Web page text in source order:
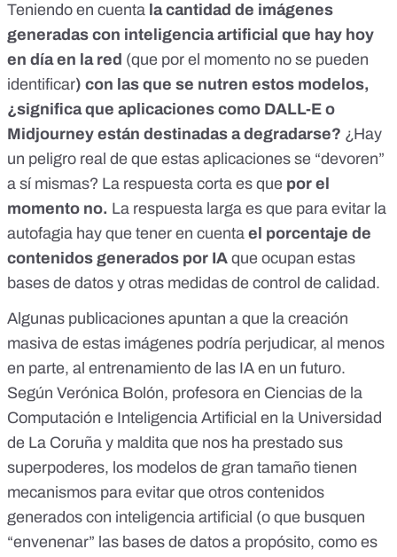
Teniendo en cuenta la cantidad de imágenes
generadas con inteligencia artificial que hay hoy
en día en la red (que por el momento no se pueden
identificar) con las que se nutren estos modelos,
¿significa que aplicaciones como DALL-E o
Midjourney están destinadas a degradarse? ¿Hay
un peligro real de que estas aplicaciones se “devoren”
a sí mismas? La respuesta corta es que por el
momento no. La respuesta larga es que para evitar la
autofagia hay que tener en cuenta el porcentaje de
contenidos generados por IA que ocupan estas
bases de datos y otras medidas de control de calidad.
Algunas publicaciones apuntan a que la creación
masiva de estas imágenes podría perjudicar, al menos
en parte, al entrenamiento de las IA en un futuro.
Según Verónica Bolón, profesora en Ciencias de la
Computación e Inteligencia Artificial en la Universidad
de La Coruña y maldita que nos ha prestado sus
superpoderes, los modelos de gran tamaño tienen
mecanismos para evitar que otros contenidos
generados con inteligencia artificial (o que busquen
“envenenar” las bases de datos a propósito, como es